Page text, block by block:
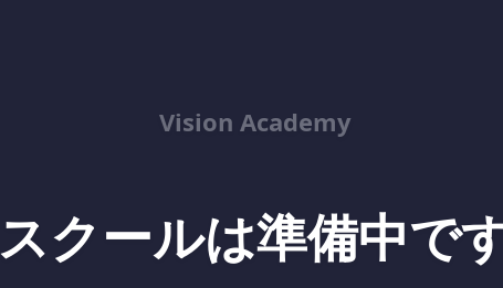
Vision Academy
スクールは準備中で